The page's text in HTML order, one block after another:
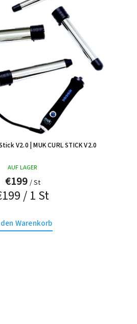
V2.0 | MUK CURL STICK V2.0
AUF LAGER
€199 / St
/ 1 St
Warenkorb